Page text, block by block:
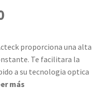
proporciona una alta
Te facilitara la
a su tecnologia optica
más